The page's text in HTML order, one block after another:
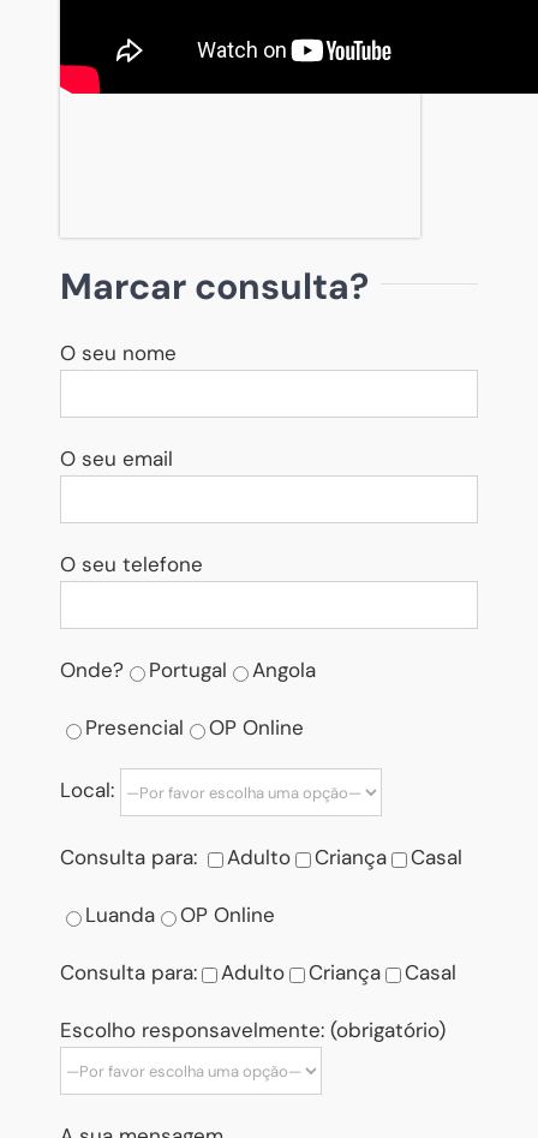
Marcar consulta?
O seu nome
O seu email
O seu telefone
Onde? Portugal Angola
Presencial OP Online
Local:
Consulta para: Adulto Criança Casal
Luanda OP Online
Consulta para: Adulto Criança Casal
Escolho responsavelmente: (obrigatório)